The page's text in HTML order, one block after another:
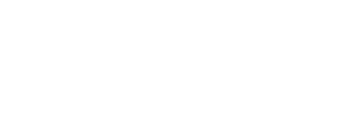
favoritos